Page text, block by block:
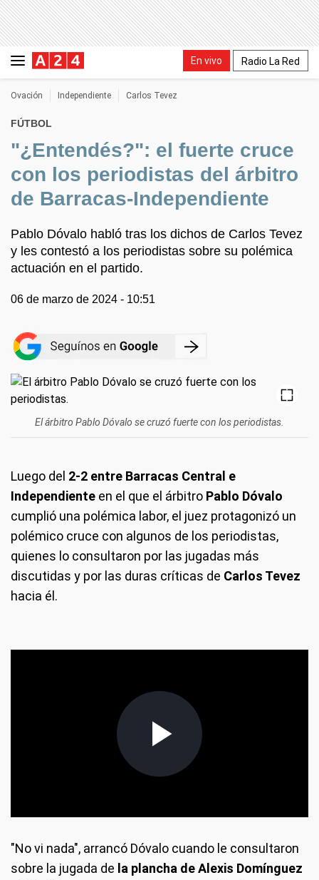
En vivo Radio La Red
Ovación Independiente Carlos Tevez
FÚTBOL
"¿Entendés?": el fuerte cruce
con los periodistas del árbitro
de Barracas-Independiente
Pablo Dóvalo habló tras los dichos de Carlos Tevez
y les contestó a los periodistas sobre su polémica
actuación en el partido.
06 de marzo de 2024 - 10:51
El árbitro Pablo Dóvalo se cruzó fuerte con los periodistas.
Luego del 2-2 entre Barracas Central e
Independiente en el que el árbitro Pablo Dóvalo
cumplió una polémica labor, el juez protagonizó un
polémico cruce con algunos de los periodistas,
quienes lo consultaron por las jugadas más
discutidas y por las duras críticas de Carlos Tevez
hacia él.
"No vi nada", arrancó Dóvalo cuando le consultaron
sobre la jugada de la plancha deAlexis Domínguez